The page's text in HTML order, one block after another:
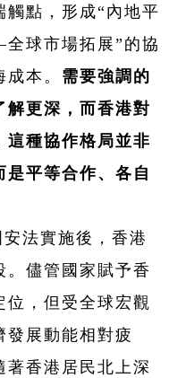
觸點，形成“內地平
球市場拓展”的協
本。 需要強調的
解更深，而香港對
這種協作格局並非
平等合作、各自
法實施後，香港
。儘管國家賦予香
位，但受全球宏觀
發展動能相對疲
著香港居民北上深